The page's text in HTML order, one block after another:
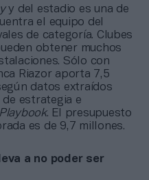
y del estadio es una de
el equipo del
de categoría. Clubes
obtener muchos
Sólo con
Riazor aporta 7,5
datos extraídos
de estrategia e
. El presupuesto
es de 9,7 millones.
a no poder ser